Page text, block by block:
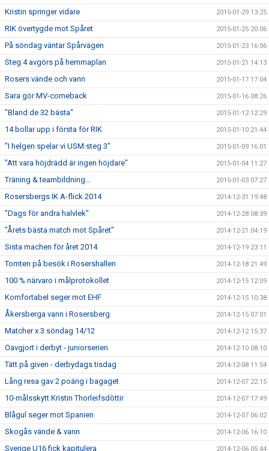
Kristin springer vidare 2015-01-29 13:25
RIK övertygde mot Spåret 2015-01-25 20:06
På söndag väntar Spårvägen 2015-01-23 16:06
Steg 4 avgörs på hemmaplan 2015-01-21 14:13
Rosers vände och vann 2015-01-17 17:04
Sara gör MV-comeback 2015-01-16 08:26
"Bland de 32 bästa" 2015-01-12 12:29
14 bollar upp i första för RIK 2015-01-10 21:44
"I helgen spelar vi USM steg 3" 2015-01-09 16:01
"Att vara höjdrädd är ingen höjdare" 2015-01-04 11:27
Träning & teambildning... 2015-01-03 07:27
Rosersbergs IK A-flick 2014 2014-12-31 19:48
"Dags för andra halvlek" 2014-12-28 08:39
"Årets bästa match mot Spåret" 2014-12-21 04:19
Sista machen för året 2014 2014-12-19 23:11
Tomten på besök i Rosershallen 2014-12-18 21:49
100 % närvaro i målprotokollet 2014-12-15 12:09
Komfortabel seger mot EHF 2014-12-15 10:38
Åkersberga vann i Rosersberg 2014-12-15 07:01
Matcher x 3 söndag 14/12 2014-12-12 15:37
Oavgjort i derbyt - juniorserien 2014-12-10 08:10
Tätt på given - derbydags tisdag 2014-12-08 11:54
Lång resa gav 2 poäng i bagaget 2014-12-07 22:15
10-målsskytt Kristin Thorleifsdòttir 2014-12-07 17:49
Blågul seger mot Spanien 2014-12-07 06:02
Skogås vände & vann 2014-12-06 16:10
Sverige U16 fick kapitulera 2014-12-06 05:44